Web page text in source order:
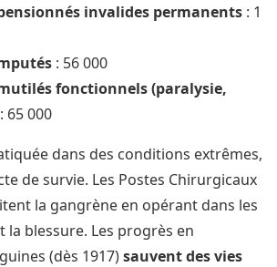
invalides permanents : 1
: 56 000
fonctionnels (paralysie,
: 65 000
dans des conditions extrêmes,
de survie. Les Postes Chirurgicaux
la gangrène en opérant dans les
la blessure. Les progrès en
(dès 1917)sauvent des vies